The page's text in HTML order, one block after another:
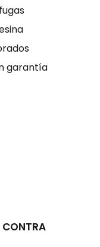
garantía
CONTRA